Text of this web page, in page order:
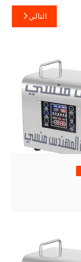
التالي